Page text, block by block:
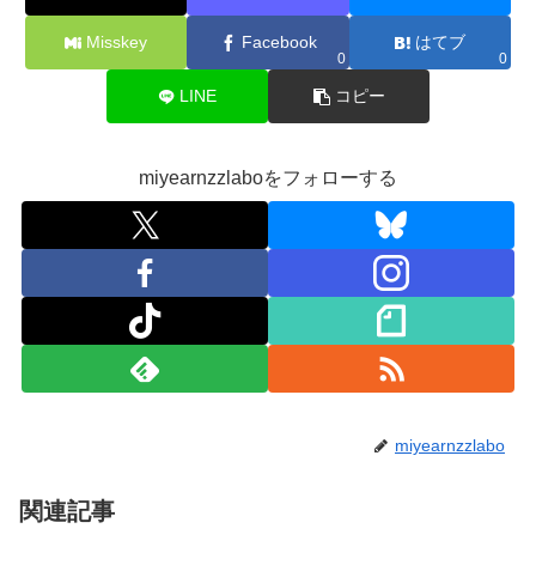
Misskey Facebook
0
はてブ
0
LINE コピー
miyearnzzlaboをフォローする
miyearnzzlabo
関連記事